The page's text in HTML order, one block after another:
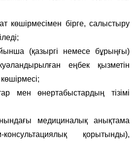
көшірмесімен бірге, салыстыру
(қазыргі немесе бұрыңғы)
еңбек қызметін
мен өнертабыстардың тізімі
медициналық анықтама
консультациялық қорытынды),